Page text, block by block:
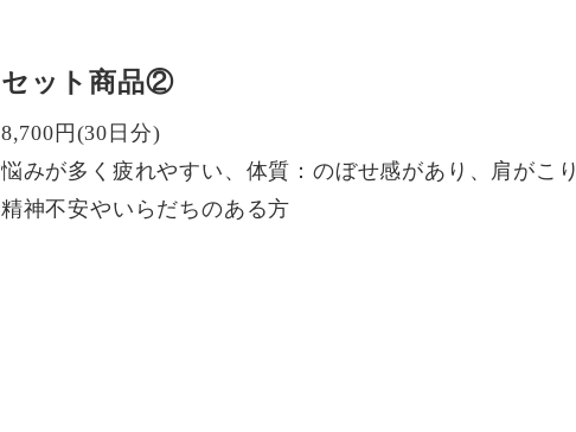
セット商品②
8,700円(30日分)
悩みが多く疲れやすい、体質：のぼせ感があり、肩がこ
精神不安やいらだちのある方